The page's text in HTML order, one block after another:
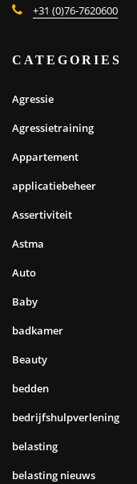
+31 (0)76-7620600
CATEGORIES
Agressie
Agressietraining
Appartement
applicatiebeheer
Assertiviteit
Astma
Auto
Baby
badkamer
Beauty
bedden
bedrijfshulpverlening
belasting
belasting nieuws